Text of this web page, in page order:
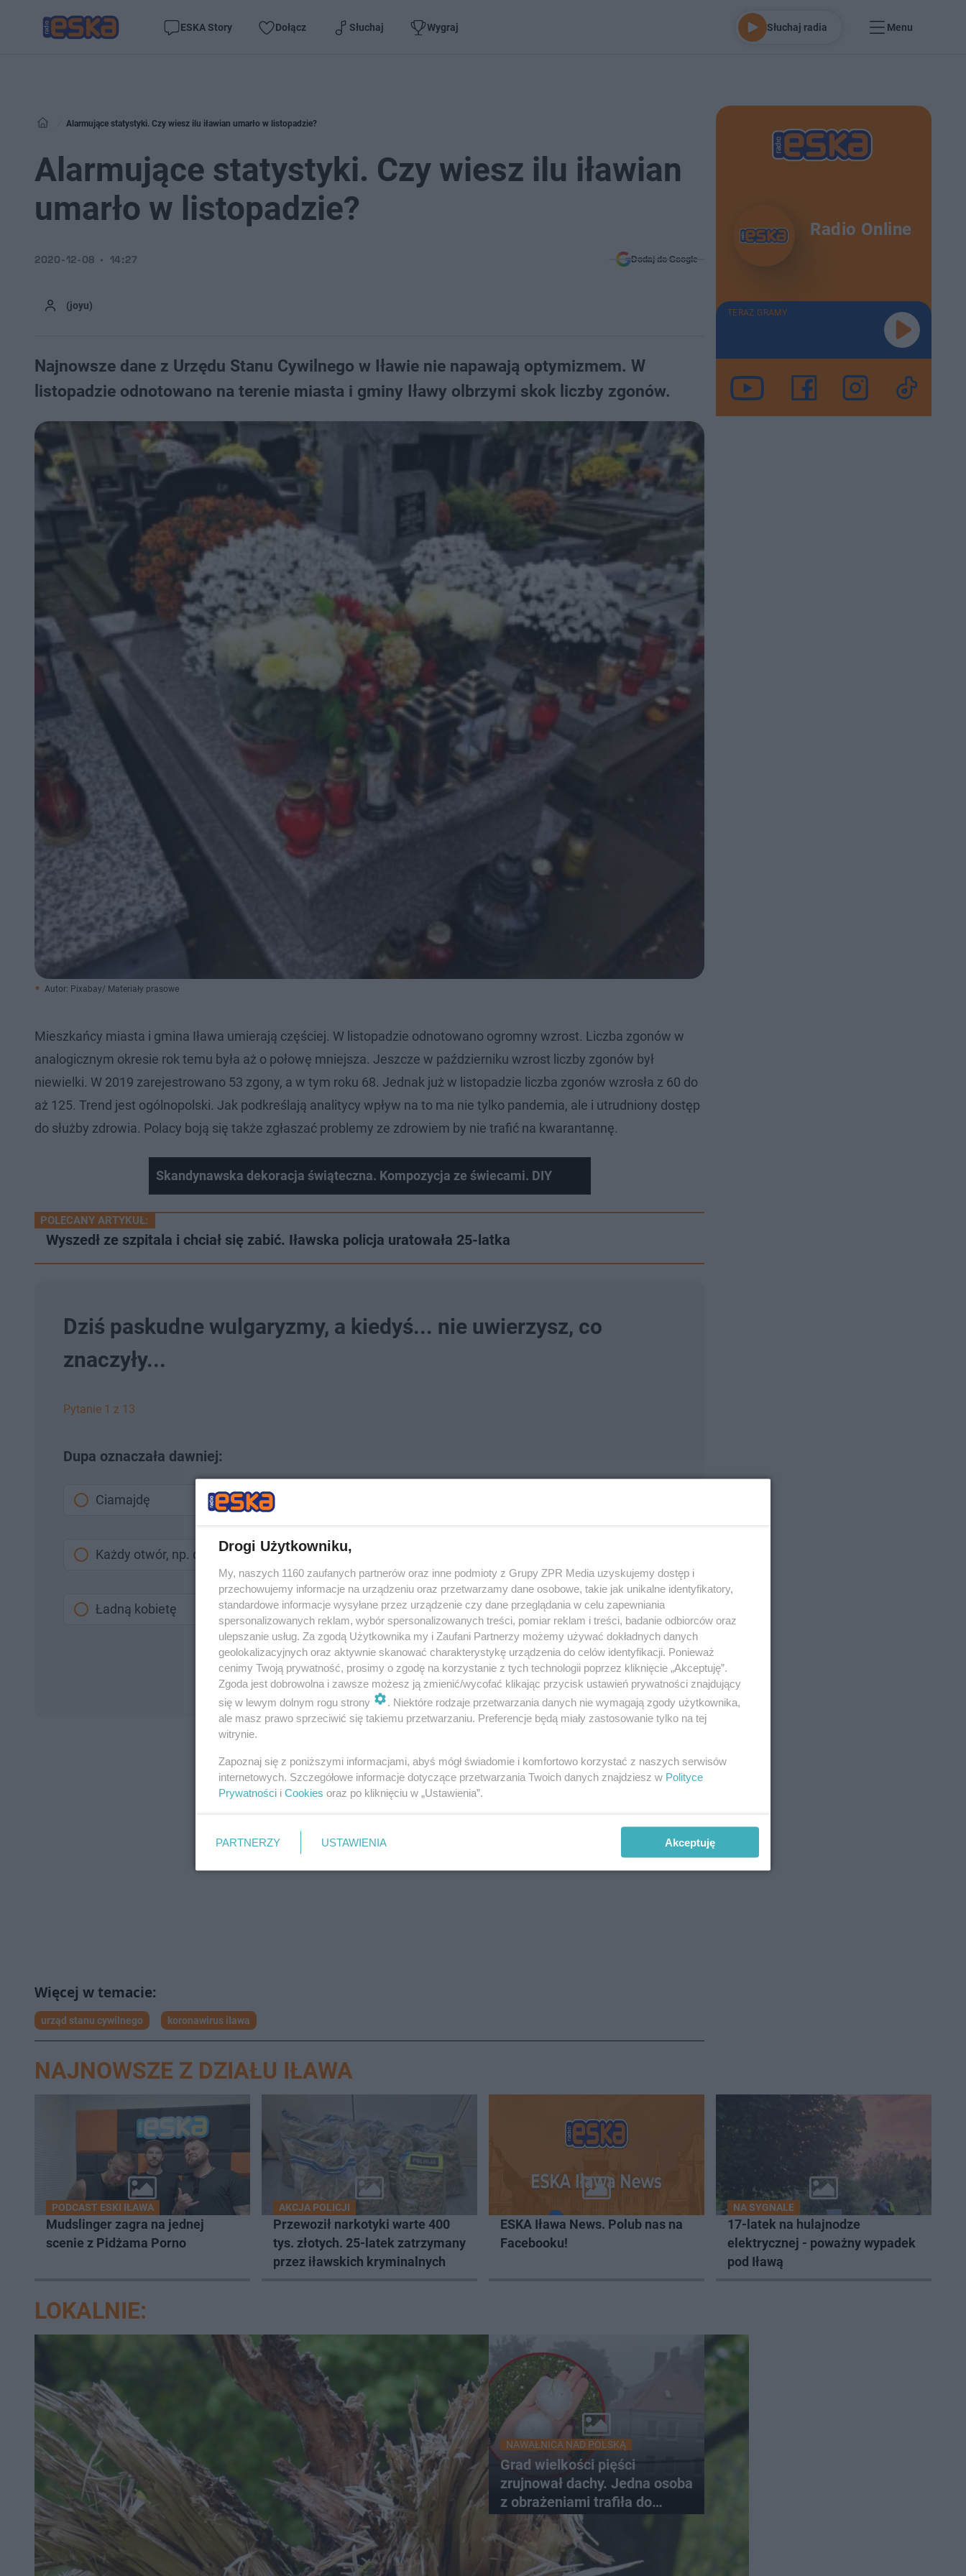
ESKA Story Dołącz Słuchaj Wygraj Słuchaj radia Menu
Alarmujące statystyki. Czy wiesz ilu iławian umarło w listopadzie?
Alarmujące statystyki. Czy wiesz ilu iławian
umarło w listopadzie?
(joyu)
2020-12-08 14:27 Dodaj do Google
Najnowsze dane z Urzędu Stanu Cywilnego w Iławie nie napawają optymizmem. W
listopadzie odnotowano na terenie miasta i gminy Iławy olbrzymi skok liczby zgonów.
Autor: Pixabay/ Materiały prasowe
Mieszkańcy miasta i gmina Iława umierają częściej. W listopadzie odnotowano ogromny wzrost. Liczba zgonów w
analogicznym okresie rok temu była aż o połowę mniejsza. Jeszcze w październiku wzrost liczby zgonów był
niewielki. W 2019 zarejestrowano 53 zgony, a w tym roku 68. Jednak już w listopadzie liczba zgonów wzrosła z 60 do
aż 125. Trend jest ogólnopolski. Jak podkreślają analitycy wpływ na to ma nie tylko pandemia, ale i utrudniony dostęp
do służby zdrowia. Polacy boją się także zgłaszać problemy ze zdrowiem by nie trafić na kwarantannę.
Skandynawska dekoracja świąteczna. Kompozycja ze świecami. DIY
POLECANY ARTYKUŁ:
Wyszedł ze szpitala i chciał się zabić. Iławska policja uratowała 25-latka
Dziś paskudne wulgaryzmy, a kiedyś... nie uwierzysz, co
znaczyły...
Pytanie 1 z 13
Dupa oznaczała dawniej:
Ciamajdę
Każdy otwór, np. dziuplę w drzewie
Ładną kobietę
Następne pytanie
urząd stanu cywilnego koronawirus iława
Radio Online
TERAZ GRAMY
NAJNOWSZE Z DZIAŁU IŁAWA
PODCAST ESKI IŁAWA
Mudslinger zagra na jednej
scenie z Pidżama Porno
AKCJA POLICJI
Przewoził narkotyki warte 400
tys. złotych. 25-latek zatrzymany
przez iławskich kryminalnych
ESKA Iława News. Polub nas na
Facebooku!
NA SYGNALE
17-latek na hulajnodze
elektrycznej - poważny wypadek
pod Iławą
LOKALNIE:
NAWAŁNICA NAD POLSKĄ
Grad wielkości pięści
zrujnował dachy. Jedna osoba
z obrażeniami trafiła do
szpitala
Drogi Użytkowniku,
My, naszych 1160 zaufanych partnerów oraz inne podmioty z Grupy ZPR Media uzyskujemy dostęp i
przechowujemy informacje na urządzeniu oraz przetwarzamy dane osobowe, takie jak unikalne identyfikatory,
standardowe informacje wysyłane przez urządzenie czy dane przeglądania w celu zapewniania
spersonalizowanych reklam, wybór spersonalizowanych treści, pomiar reklam i treści, badanie odbiorców oraz
ulepszanie usług. Za zgodą Użytkownika my i Zaufani Partnerzy możemy używać dokładnych danych
geolokalizacyjnych oraz aktywnie skanować charakterystykę urządzenia do celów identyfikacji. Ponieważ
cenimy Twoją prywatność, prosimy o zgodę na korzystanie z tych technologii poprzez kliknięcie „Akceptuję”.
Zgoda jest dobrowolna i zawsze możesz ją zmienić/wycofać klikając przycisk ustawień prywatności znajdujący
się w lewym dolnym rogu strony
. Niektóre rodzaje przetwarzania danych nie wymagają zgody użytkownika,
ale masz prawo sprzeciwić się takiemu przetwarzaniu. Preferencje będą miały zastosowanie tylko na tej
witrynie.
Zapoznaj się z poniższymi informacjami, abyś mógł świadomie i komfortowo korzystać z naszych serwisów
internetowych. Szczegółowe informacje dotyczące przetwarzania Twoich danych znajdziesz w Polityce
Prywatności i Cookies oraz po kliknięciu w „Ustawienia”.
PARTNERZY USTAWIENIA Akceptuję